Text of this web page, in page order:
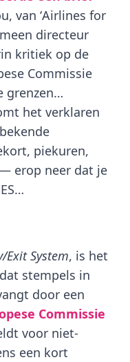
van ‘Airlines for
directeur
kritiek op de
Commissie
grenzen…
het verklaren
piekuren,
erop neer dat je
…
Exit System, is het
stempels in
door een
Commissie
voor niet-
een kort